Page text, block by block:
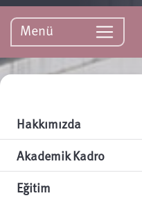
Menü
Hakkımızda
Akademik Kadro
Eğitim